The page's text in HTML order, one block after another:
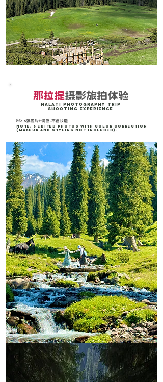
那拉提摄影旅拍体验
nalati Photography Trip
Shooting Experience
PS： 6张底片+调色，不含妆造
Note: 6 edited photos with color correction
(makeup and styling not included).